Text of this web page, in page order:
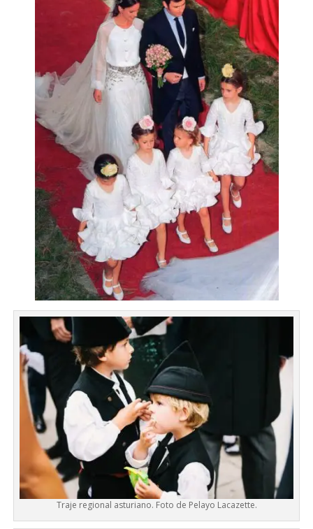
Traje regional asturiano. Foto de Pelayo Lacazette.